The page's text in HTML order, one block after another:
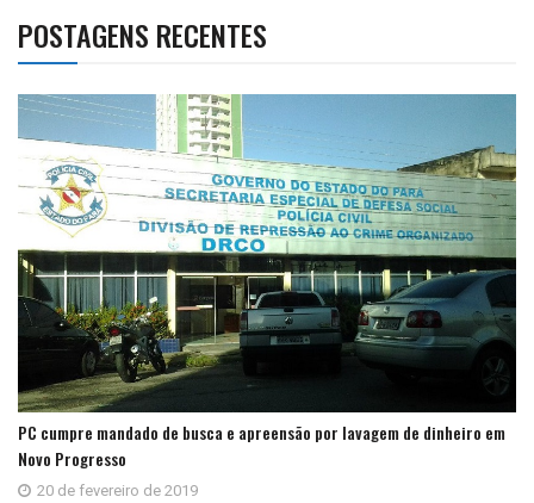
POSTAGENS RECENTES
PC cumpre mandado de busca e apreensão por lavagem de dinheiro em
Novo Progresso
20 de fevereiro de 2019